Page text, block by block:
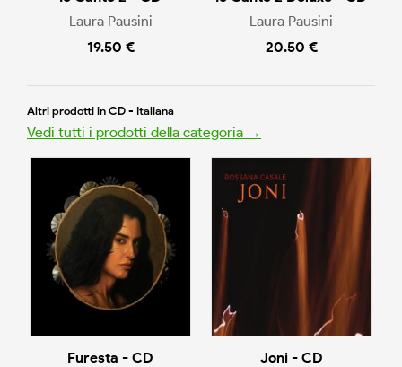
Laura Pausini
19.50 €
Laura Pausini
20.50 €
Altri prodotti in CD - Italiana
Vedi tutti i prodotti della categoria →
Furesta - CD
Joni - CD